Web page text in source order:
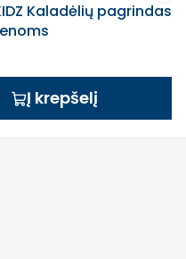
ir kokybės
Kaladėlių pagrindas
Į krepšelį